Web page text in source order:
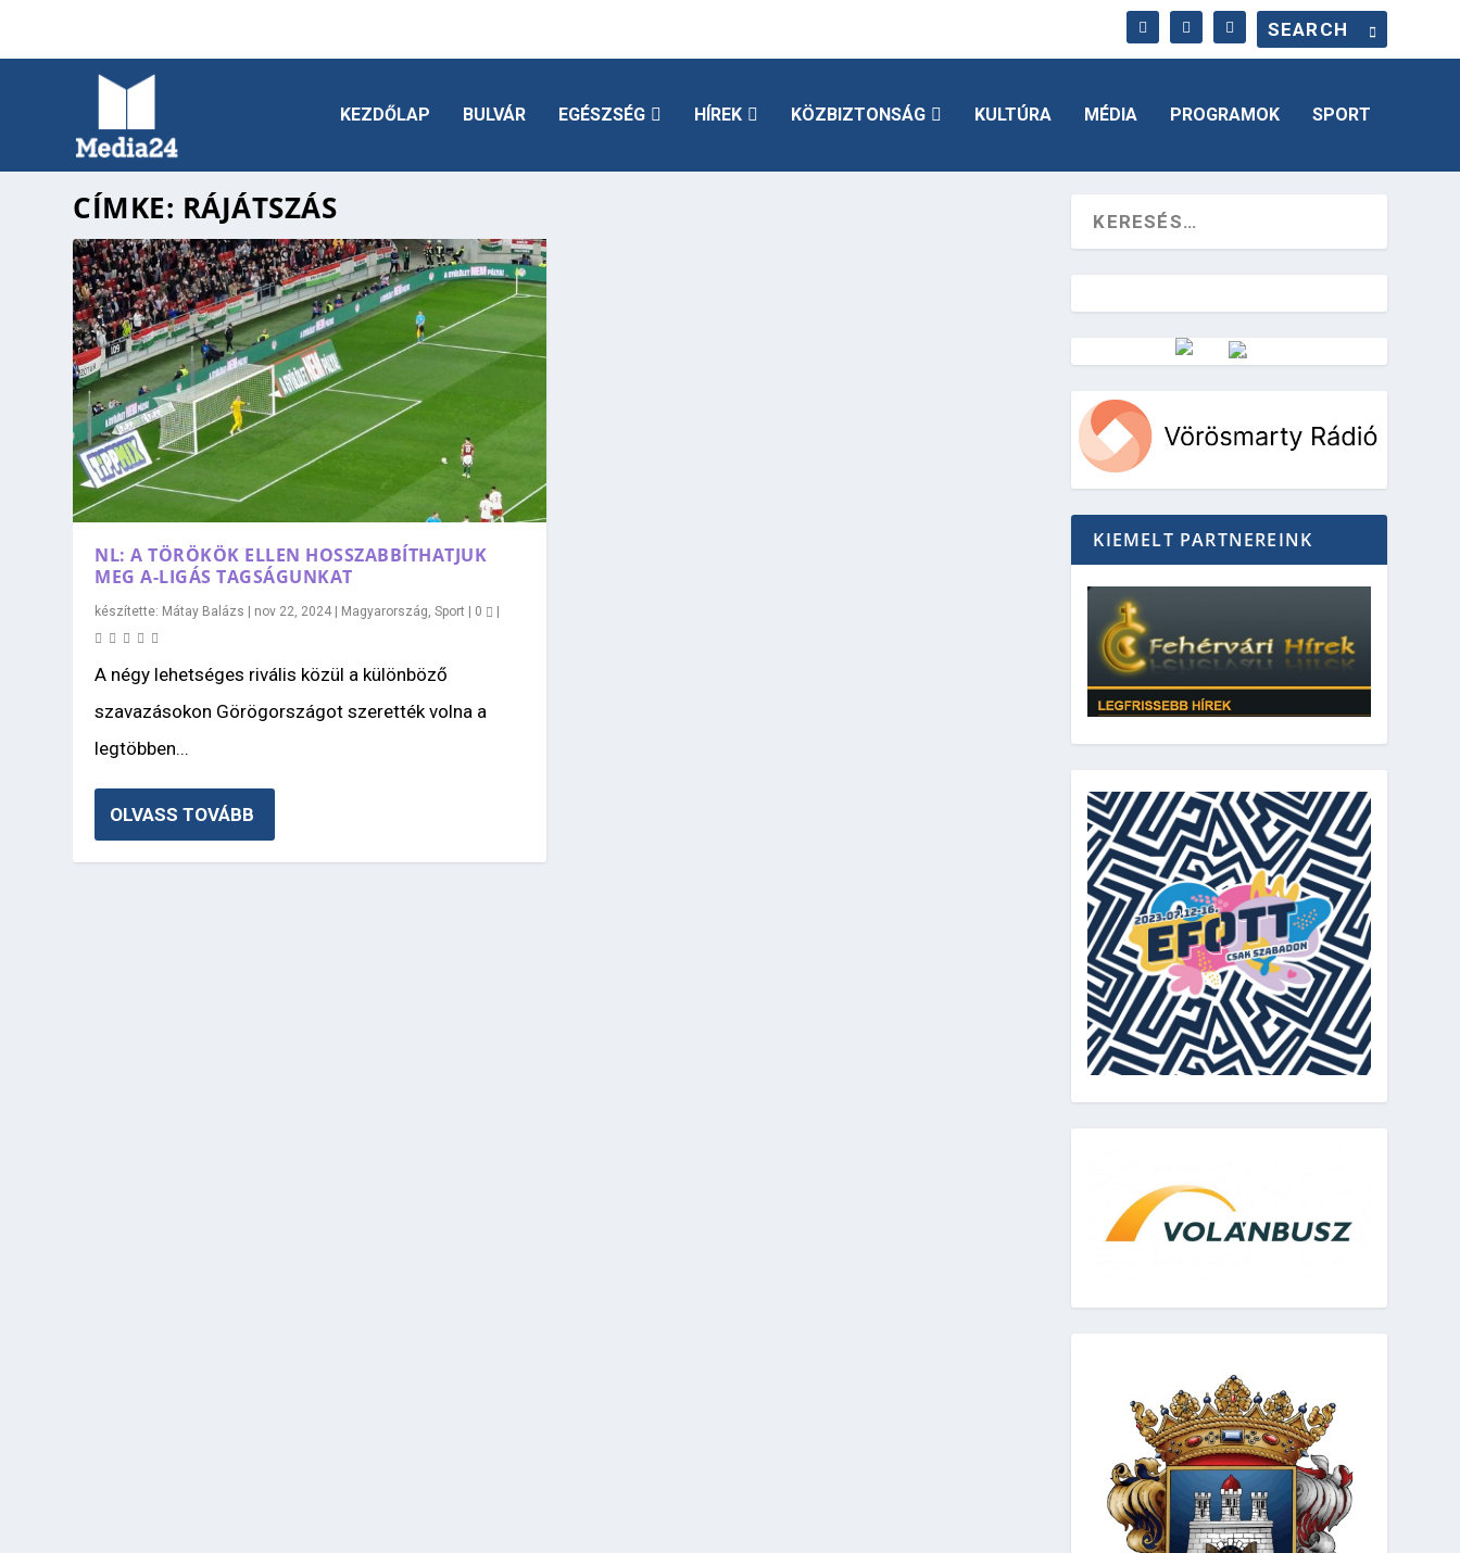
KEZDŐLAP BULVÁR EGÉSZSÉG HÍREK KÖZBIZTONSÁG KULTÚRA MÉDIA PROGRAMOK SPORT
CÍMKE: RÁJÁTSZÁS
NL: A TÖRÖKÖK ELLEN HOSSZABBÍTHATJUK
MEG A-LIGÁS TAGSÁGUNKAT
készítette: Mátay Balázs nov 22, 2024 Magyarország,Sport 0
A négy lehetséges rivális közül a különböző
szavazásokon Görögországot szerették volna a
legtöbben...
OLVASS TOVÁBB
Vörösmarty Rádió
KIEMELT PARTNEREINK